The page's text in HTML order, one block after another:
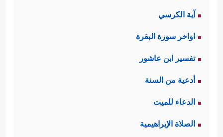
آية الكرسي
اواخر سورة البقرة
تفسير ابن عاشور
أدعية من السنة
الدعاء للميت
الصلاة الإبراهيمية